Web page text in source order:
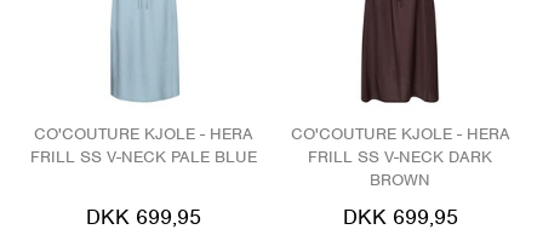
CO'COUTURE KJOLE - HERA
FRILL SS V-NECK PALE BLUE
DKK 699,95
CO'COUTURE KJOLE - HERA
FRILL SS V-NECK DARK
BROWN
DKK 699,95